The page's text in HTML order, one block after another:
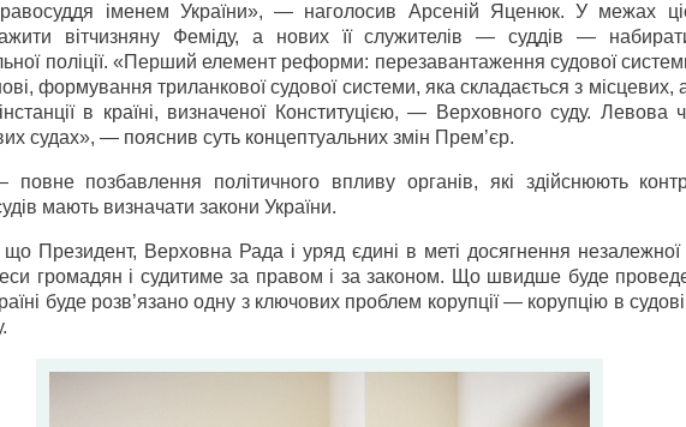
іменем України», — наголосив Арсеній Яценюк. У межах
вітчизняну Феміду, а нових її служителів — суддів —
поліції. «Перший елемент реформи: перезавантаження судової
формування триланкової судової системи, яка складається з місцевих,
в країні, визначеної Конституцією, — Верховного суду. Левова
судах», — пояснив суть концептуальних змін Прем’єр.
позбавлення політичного впливу органів, які здійснюють
мають визначати закони України.
Президент, Верховна Рада і уряд єдині в меті досягнення незалежної
громадян і судитиме за правом і за законом. Що швидше буде
буде розв’язано одну з ключових проблем корупції — корупцію в